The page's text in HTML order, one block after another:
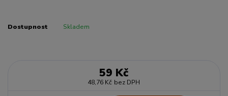
Dostupnost Skladem
59 Kč
48,76 Kč bez DPH